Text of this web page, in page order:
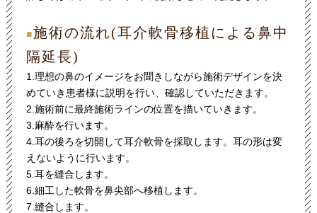
■施術の流れ(耳介軟骨移植による鼻中
隔延長)
1.理想の鼻のイメージをお聞きしながら施術デザインを決
めていき患者様に説明を行い、確認していただきます。
2.施術前に最終施術ラインの位置を描いていきます。
3.麻酔を行います。
4.耳の後ろを切開して耳介軟骨を採取します。耳の形は変
えないように行います。
5.耳を縫合します。
6.細工した軟骨を鼻尖部へ移植します。
7.縫合します。